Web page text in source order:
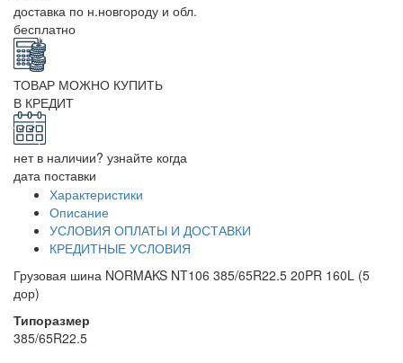
доставка по н.новгороду и обл.
бесплатно
ТОВАР МОЖНО КУПИТЬ
В КРЕДИТ
нет в наличии? узнайте когда
дата поставки
Характеристики
Описание
УСЛОВИЯ ОПЛАТЫ И ДОСТАВКИ
КРЕДИТНЫЕ УСЛОВИЯ
Грузовая шина NORMAKS NT106 385/65R22.5 20PR 160L (5
дор)
Типоразмер
385/65R22.5